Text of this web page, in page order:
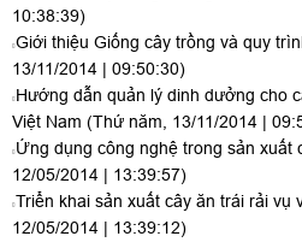
10:38:39)
Giới thiệu Giống cây trồng và quy
13/11/2014 | 09:50:30)
Hướng dẫn quản lý dinh dưởng cho
Việt Nam (Thứ năm, 13/11/2014 |
Ứng dụng công nghệ trong sản xuất
12/05/2014 | 13:39:57)
Triển khai sản xuất cây ăn trái rải vụ
12/05/2014 | 13:39:12)